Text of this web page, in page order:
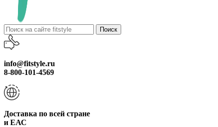
Поиск
info@fitstyle.ru
8-800-101-4569
Доставка по всей стране
и ЕАС